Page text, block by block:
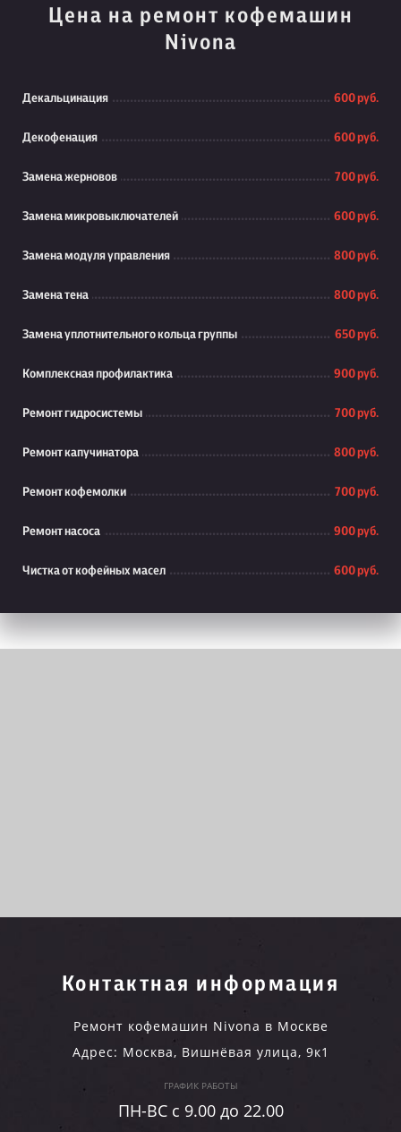
Цена на ремонт кофемашин
Nivona
Декальцинация 600 руб.
Декофенация 600 руб.
Замена жерновов 700 руб.
Замена микровыключателей 600 руб.
Замена модуля управления 800 руб.
Замена тена 800 руб.
Замена уплотнительного кольца группы 650 руб.
Комплексная профилактика 900 руб.
Ремонт гидросистемы 700 руб.
Ремонт капучинатора 800 руб.
Ремонт кофемолки 700 руб.
Ремонт насоса 900 руб.
Чистка от кофейных масел 600 руб.
Контактная информация
Ремонт кофемашин Nivona в Москве
Адрес: Москва, Вишнёвая улица, 9к1
ГРАФИК РАБОТЫ
ПН-ВC c 9.00 до 22.00